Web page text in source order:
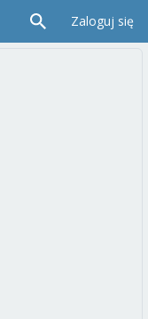
Zaloguj się